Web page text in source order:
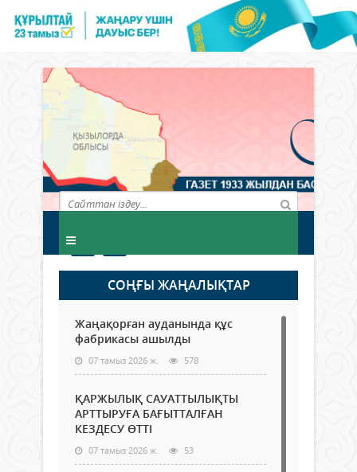
СОҢҒЫ ЖАҢАЛЫҚТАР
Жаңақорған ауданында құс
фабрикасы ашылды
07 тамыз 2026 ж. 578
ҚАРЖЫЛЫҚ САУАТТЫЛЫҚТЫ
АРТТЫРУҒА БАҒЫТТАЛҒАН
КЕЗДЕСУ ӨТТІ
07 тамыз 2026 ж. 53